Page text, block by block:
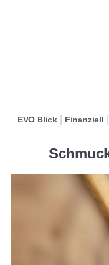
EVO Blick Finanziell